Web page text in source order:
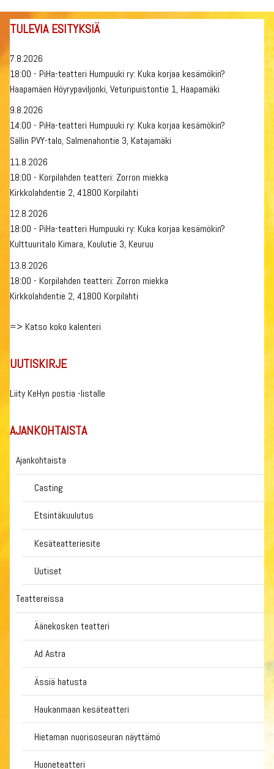
TULEVIA ESITYKSIÄ
7.8.2026
18:00 - PiHa-teatteri Humpuuki ry: Kuka korjaa kesämökin?
Haapamäen Höyrypaviljonki, Veturipuistontie 1, Haapamäki
9.8.2026
14:00 - PiHa-teatteri Humpuuki ry: Kuka korjaa kesämökin?
Sällin PVY-talo, Salmenahontie 3, Katajamäki
11.8.2026
18:00 - Korpilahden teatteri: Zorron miekka
Kirkkolahdentie 2, 41800 Korpilahti
12.8.2026
18:00 - PiHa-teatteri Humpuuki ry: Kuka korjaa kesämökin?
Kulttuuritalo Kimara, Koulutie 3, Keuruu
13.8.2026
18:00 - Korpilahden teatteri: Zorron miekka
Kirkkolahdentie 2, 41800 Korpilahti
=> Katso koko kalenteri
UUTISKIRJE
Liity KeHyn postia -listalle
AJANKOHTAISTA
Ajankohtaista
Casting
Etsintäkuulutus
Kesäteatteriesite
Uutiset
Teattereissa
Äänekosken teatteri
Ad Astra
Ässiä hatusta
Haukanmaan kesäteatteri
Hietaman nuorisoseuran näyttämö
Huoneteatteri